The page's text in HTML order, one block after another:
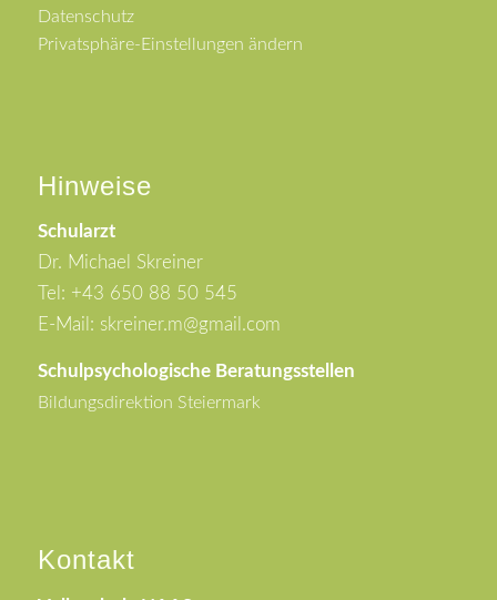
Datenschutz
Privatsphäre-Einstellungen ändern
Hinweise
Schularzt
Dr. Michael Skreiner
Tel: +43 650 88 50 545
E-Mail: skreiner.m@gmail.com
Schulpsychologische Beratungsstellen
Bildungsdirektion Steiermark
Kontakt